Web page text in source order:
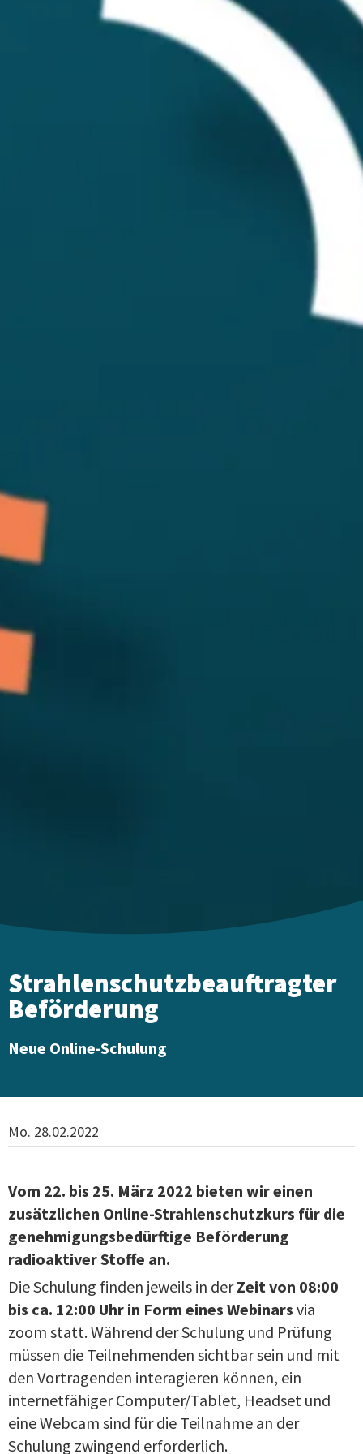
Strahlenschutzbeauftragter
Beförderung
Neue Online-Schulung
Mo. 28.02.2022
Vom 22. bis 25. März 2022 bieten wir einen
zusätzlichen Online-Strahlenschutzkurs für die
genehmigungsbedürftige Beförderung
radioaktiver Stoffe an.
Die Schulung finden jeweils in derZeit von 08:00
bis ca. 12:00 Uhr in Form eines Webinars via
zoom statt. Während der Schulung und Prüfung
müssen die Teilnehmenden sichtbar sein und mit
den Vortragenden interagieren können, ein
internetfähiger Computer/Tablet, Headset und
eine Webcam sind für die Teilnahme an der
Schulung zwingend erforderlich.